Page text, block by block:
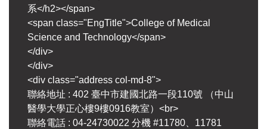
系</h2></span>
<span class="EngTitle">College of Medical
Science and Technology</span>
</div>
</div>
<div class="address col-md-8">
聯絡地址 : 402 臺中市建國北路一段110號 （中山
醫學大學正心樓9樓0916教室）<br>
聯絡電話 : 04-24730022 分機 #11780、11781